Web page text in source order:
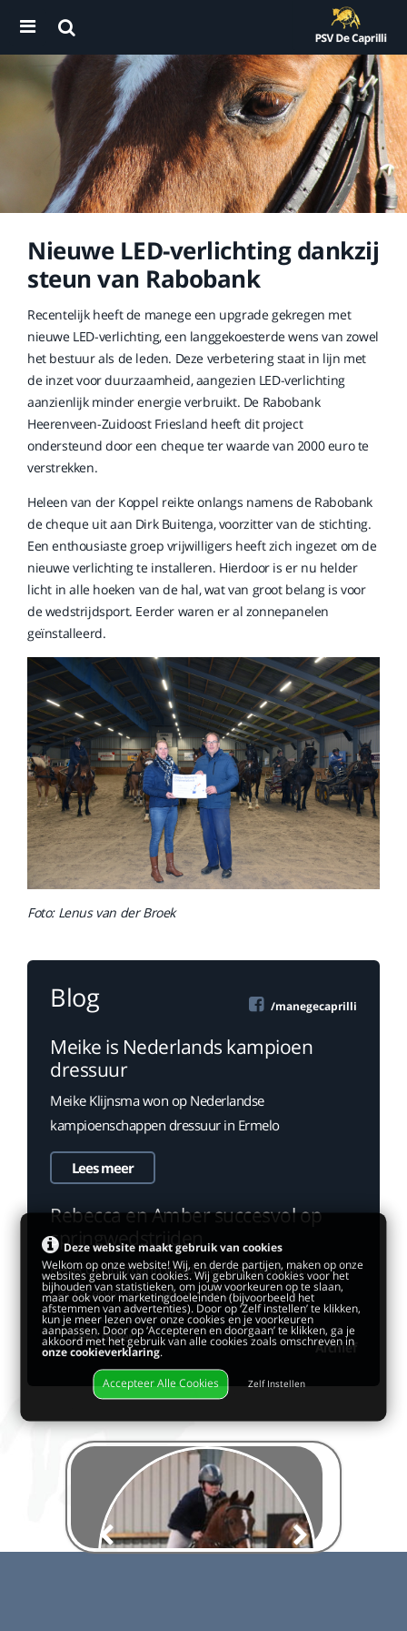
Nieuwe LED-verlichting dankzij
steun van Rabobank
Recentelijk heeft de manege een upgrade gekregen met
nieuwe LED-verlichting, een langgekoesterde wens van zowel
het bestuur als de leden. Deze verbetering staat in lijn met
de inzet voor duurzaamheid, aangezien LED-verlichting
aanzienlijk minder energie verbruikt. De Rabobank
Heerenveen-Zuidoost Friesland heeft dit project
ondersteund door een cheque ter waarde van 2000 euro te
verstrekken.
Heleen van der Koppel reikte onlangs namens de Rabobank
de cheque uit aan Dirk Buitenga, voorzitter van de stichting.
Een enthousiaste groep vrijwilligers heeft zich ingezet om de
nieuwe verlichting te installeren. Hierdoor is er nu helder
licht in alle hoeken van de hal, wat van groot belang is voor
de wedstrijdsport. Eerder waren er al zonnepanelen
geïnstalleerd.
Foto: Lenus van der Broek
Blog /manegecaprilli
Meike is Nederlands kampioen
dressuur
Meike Klijnsma won op Nederlandse
kampioenschappen dressuur in Ermelo
Lees meer
Rebecca en Amber succesvol op
springwedstrijden
Rebecca Hoffmann werd met haar pony Mr.
Lex reservekampioen op de N...
Lees meer
Archief
Deze website maakt gebruik van cookies
Welkom op onze website! Wij, en derde partijen, maken op onze
websites gebruik van cookies. Wij gebruiken cookies voor het
bijhouden van statistieken, om jouw voorkeuren op te slaan,
maar ook voor marketingdoeleinden (bijvoorbeeld het
afstemmen van advertenties). Door op ‘Zelf instellen’ te klikken,
kun je meer lezen over onze cookies en je voorkeuren
aanpassen. Door op ‘Accepteren en doorgaan’ te klikken, ga je
akkoord met het gebruik van alle cookies zoals omschreven in
onze cookieverklaring.
Accepteer Alle Cookies Zelf Instellen